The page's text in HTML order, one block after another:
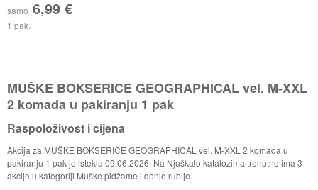
samo 6,99 €
1 pak.
MUŠKE BOKSERICE GEOGRAPHICAL vel. M-XXL
2 komada u pakiranju 1 pak
Raspoloživost i cijena
Akcija za MUŠKE BOKSERICE GEOGRAPHICAL vel. M-XXL 2 komada u
pakiranju 1 pak je istekla 09.06.2026. Na Njuškalo katalozima trenutno ima 3
akcije u kategoriji Muške pidžame i donje rublje.